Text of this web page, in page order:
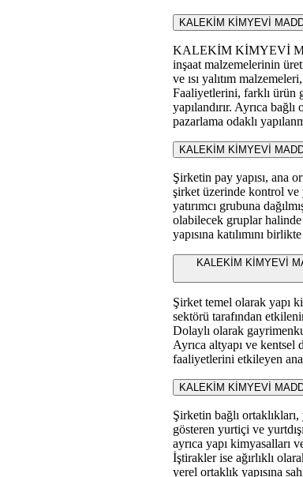
KALEKİM KİMYEVİ
KALEKİM KİMYEVİ
inşaat malzemelerinin
ve ısı yalıtım
Faaliyetlerini, farklı ürün
yapılandırır. Ayrıca
pazarlama odaklı
KALEKİM KİMYEVİ
Şirketin pay yapısı, ana
şirket üzerinde kontrol
yatırımcı grubuna
olabilecek gruplar halinde
yapısına katılımını
KALEKİM KİMYEVİ
Şirket temel olarak yapı
sektörü tarafından
Dolaylı olarak
Ayrıca altyapı ve
faaliyetlerini etkileyen ana
KALEKİM KİMYEVİ
Şirketin bağlı
gösteren yurtiçi ve
ayrıca yapı kimyasalları
İştirakler ise ağırlıklı
yerel ortaklık yapısına